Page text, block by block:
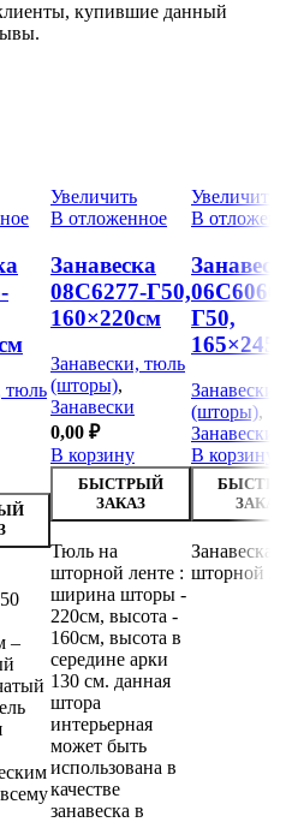
купившие данный
тюль
–
Увеличить
В отложенное
Занавеска
08С6277-Г50,
160×220см
Занавески, тюль
(шторы),
Занавески
0,00 ₽
В корзину
БЫСТРЫЙ
ЗАКАЗ
Тюль на
шторной ленте :
ширина шторы -
220см, высота -
160см, высота в
середине арки
130 см. данная
штора
интерьерная
может быть
использована в
качестве
занавеска в
Увеличить
В
06С6066-
Г50,
(шторы),
Занавески
В корзину
ЗАКАЗ
Занавеска
шторной